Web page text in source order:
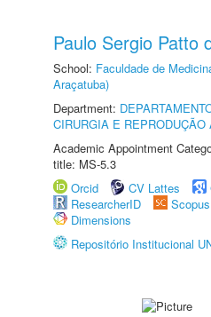
Paulo Sergio Patto
School: Faculdade de
Araçatuba)
Department:
CIRURGIA E REPRODUÇÃO
Academic Appointment
title: MS-5.3
Orcid
CV Lattes
ResearcherID
Scopus
Dimensions
Repositório Institucional